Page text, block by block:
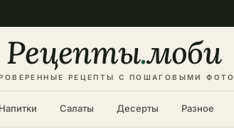
Рецепты.моби
РЕЦЕПТЫ С ПОШАГОВЫМИ ФОТО
Напитки Салаты Десерты Разное